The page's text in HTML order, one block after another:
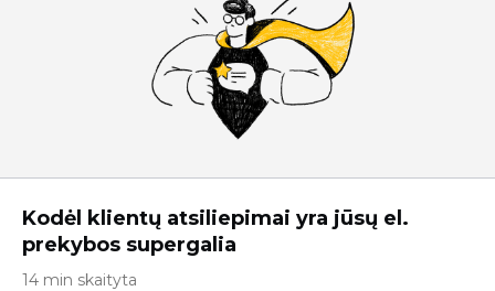
Kodėl klientų atsiliepimai yra jūsų el.
prekybos supergalia
14 min skaityta